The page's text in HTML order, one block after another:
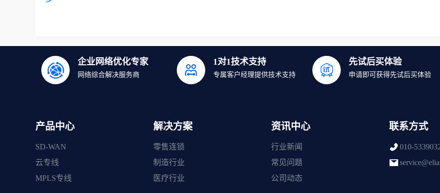
企业网络优化专家
网络综合解决服务商
1对1技术支持
专属客户经理提供技术支持
先试后买体验
申请即可获得先试后买体验
产品中心
SD-WAN
云专线
MPLS专线
解决方案
零售连锁
制造行业
医疗行业
资讯中心
行业新闻
常见问题
公司动态
联系方式
010-